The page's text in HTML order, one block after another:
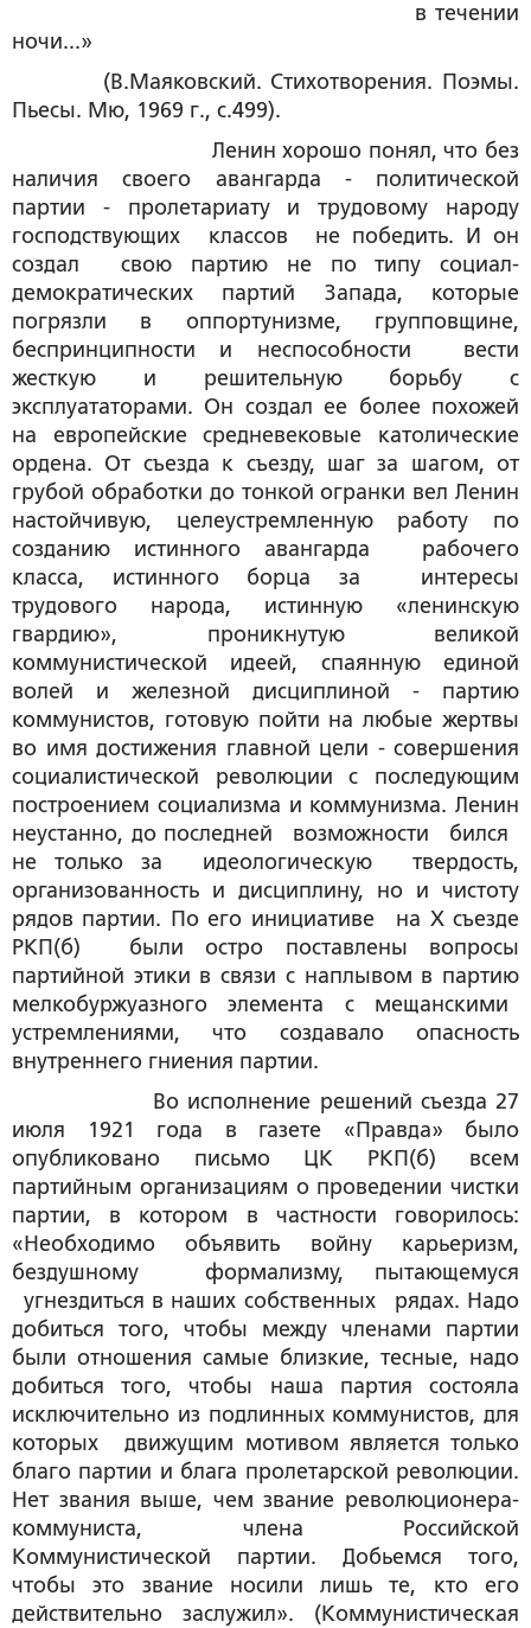
в течении
ночи...»
(В.Маяковский. Стихотворения. Поэмы.
Пьесы. Мю, 1969 г., с.499).
Ленин хорошо понял, что без
наличия своего авангарда - политической
партии - пролетариату и трудовому народу
господствующих классов не победить. И он
создал свою партию не по типу социал-
демократических партий Запада, которые
погрязли в оппортунизме, групповщине,
беспринципности и неспособности вести
жесткую и решительную борьбу с
эксплуататорами. Он создал ее более похожей
на европейские средневековые католические
ордена. От съезда к съезду, шаг за шагом, от
грубой обработки до тонкой огранки вел Ленин
настойчивую, целеустремленную работу по
созданию истинного авангарда рабочего
класса, истинного борца за интересы
трудового народа, истинную «ленинскую
гвардию», проникнутую великой
коммунистической идеей, спаянную единой
волей и железной дисциплиной - партию
коммунистов, готовую пойти на любые жертвы
во имя достижения главной цели - совершения
социалистической революции с последующим
построением социализма и коммунизма. Ленин
неустанно, до последней возможности бился
не только за идеологическую твердость,
организованность и дисциплину, но и чистоту
рядов партии. По его инициативе на Х съезде
РКП(б) были остро поставлены вопросы
партийной этики в связи с наплывом в партию
мелкобуржуазного элемента с мещанскими
устремлениями, что создавало опасность
внутреннего гниения партии.
Во исполнение решений съезда 27
июля 1921 года в газете «Правда» было
опубликовано письмо ЦК РКП(б) всем
партийным организациям о проведении чистки
партии, в котором в частности говорилось:
«Необходимо объявить войну карьеризм,
бездушному формализму, пытающемуся
угнездиться в наших собственных рядах. Надо
добиться того, чтобы между членами партии
были отношения самые близкие, тесные, надо
добиться того, чтобы наша партия состояла
исключительно из подлинных коммунистов, для
которых движущим мотивом является только
благо партии и блага пролетарской революции.
Нет звания выше, чем звание революционера-
коммуниста, члена Российской
Коммунистической партии. Добьемся того,
чтобы это звание носили лишь те, кто его
действительно заслужил». (Коммунистическая